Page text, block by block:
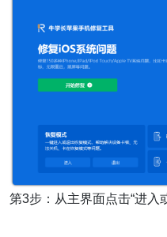
第3步：从主界面点击“进入